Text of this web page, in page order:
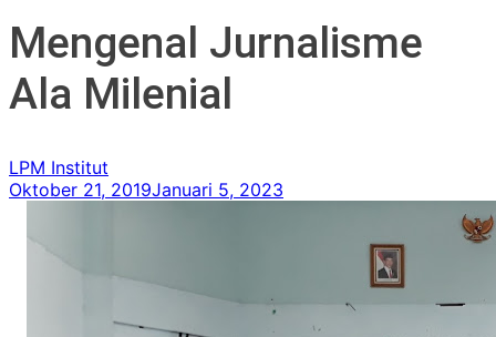
Mengenal Jurnalisme
Ala Milenial
LPM Institut
Oktober 21, 2019Januari 5, 2023